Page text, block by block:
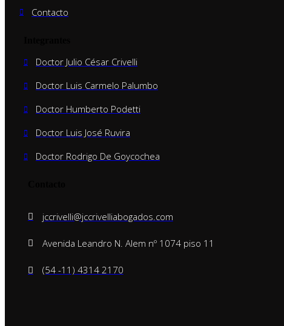
Contacto
Doctor Julio César Crivelli
Doctor Luis Carmelo Palumbo
Doctor Humberto Podetti
Doctor Luis José Ruvira
Doctor Rodrigo De Goycochea
jccrivelli@jccrivelliabogados.com
Avenida Leandro N. Alem nº 1074 piso 11
(54 -11) 4314 2170